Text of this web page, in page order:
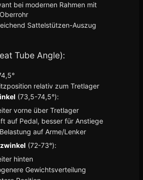
bei modernen Rahmen mit
Sattelstützen-Auszug
Tube Angle):
relativ zum Tretlager
(73,5-74,5°):
vorne über Tretlager
auf Pedal, besser für Anstiege
auf Arme/Lenker
(72-73°):
hinten
Gewichtsverteilung